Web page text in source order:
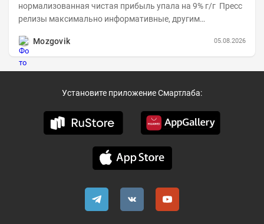
нормализованная чистая прибыль упала на 9% г/г Пресс
релизы максимально информативные, другим
Mozgovik
05.08.2026
Установите приложение Смартлаба: